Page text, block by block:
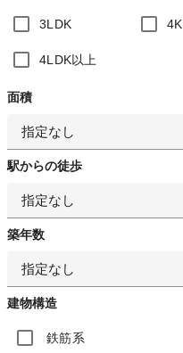
3LDK 4K
4LDK以上
面積
指定なし
駅からの徒歩
指定なし
築年数
指定なし
建物構造
鉄筋系